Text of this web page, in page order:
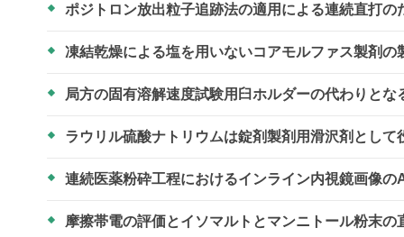
ポジトロン放出粒子追跡法の適用による連続直打
凍結乾燥による塩を用いないコアモルファス製剤の
局方の固有溶解速度試験用臼ホルダーの代わりと
ラウリル硫酸ナトリウムは錠剤製剤用滑沢剤として
連続医薬粉砕工程におけるインライン内視鏡画像
摩擦帯電の評価とイソマルトとマンニトール粉末